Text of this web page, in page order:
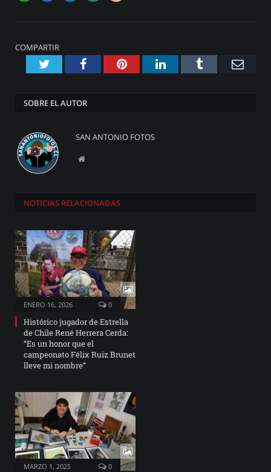
COMPARTIR
TwitterFacebookPinterestLinkedInTumblr
SOBRE EL AUTOR
SAN ANTONIO FOTOS
Website
NOTICIAS RELACIONADAS
ENERO 16, 2026 0
Histórico jugador de Estrella
de Chile René Herrera Cerda:
“Es un honor que el
campeonato Félix Ruiz Brunet
lleve mi nombre”
MARZO 1, 2025 0